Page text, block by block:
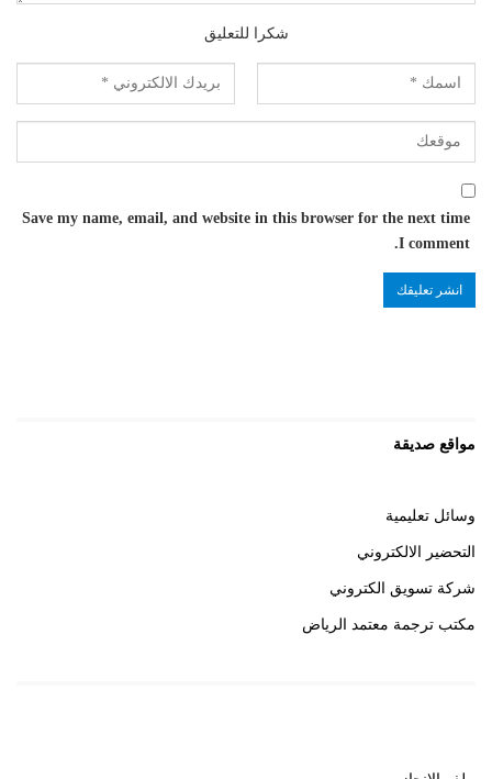
شكرا للتعليق
Save my name, email, and website in this browser for the next time
I comment.
مواقع صديقة
وسائل تعليمية
التحضير الالكتروني
شركة تسويق الكتروني
مكتب ترجمة معتمد الرياض